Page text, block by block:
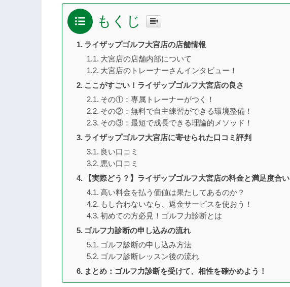
もくじ
ライザップゴルフ大宮店の店舗情報
大宮店の店舗内部について
大宮店のトレーナーさんインタビュー！
ここがすごい！ライザップゴルフ大宮店の良さ
その①：専属トレーナーがつく！
その②：無料で自主練習ができる環境整備！
その③：最短で成長できる理論的メソッド！
ライザップゴルフ大宮店に寄せられた口コミ評判
良い口コミ
悪い口コミ
【実際どう？】ライザップゴルフ大宮店の料金と満足度合い
高い料金を払う価値は果たしてあるのか？
もし合わないなら、返金サービスを使おう！
初めての方必見！ゴルフ力診断とは
ゴルフ力診断の申し込みの流れ
ゴルフ診断の申し込み方法
ゴルフ診断レッスン後の流れ
まとめ：ゴルフ力診断を受けて、相性を確かめよう！